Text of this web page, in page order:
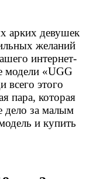
арких девушек
желаний
интернет-
модели «UGG
всего этого
пара, которая
дело за малым
и купить